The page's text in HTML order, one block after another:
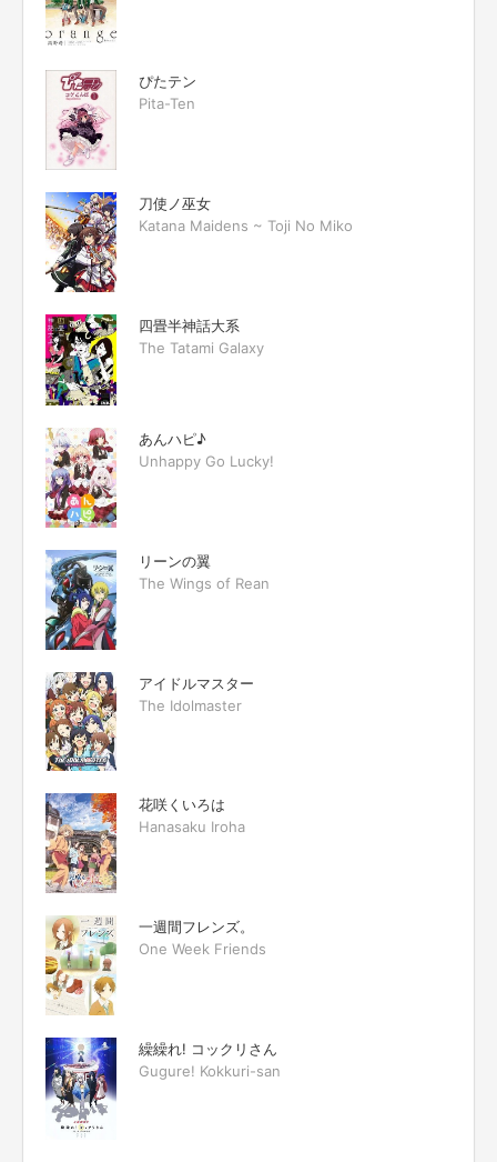
ぴたテン
Pita-Ten
刀使ノ巫女
Katana Maidens ~ Toji No Miko
四畳半神話大系
The Tatami Galaxy
あんハピ♪
Unhappy Go Lucky!
リーンの翼
The Wings of Rean
アイドルマスター
The Idolmaster
花咲くいろは
Hanasaku Iroha
一週間フレンズ。
One Week Friends
繰繰れ! コックリさん
Gugure! Kokkuri-san